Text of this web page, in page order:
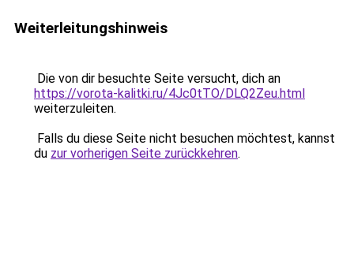
Weiterleitungshinweis
Die von dir besuchte Seite versucht, dich an
https://vorota-kalitki.ru/4Jc0tTO/DLQ2Zeu.html
weiterzuleiten.
Falls du diese Seite nicht besuchen möchtest, kannst
du zur vorherigen Seite zurückkehren.